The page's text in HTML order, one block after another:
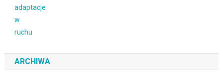
ARCHIWA